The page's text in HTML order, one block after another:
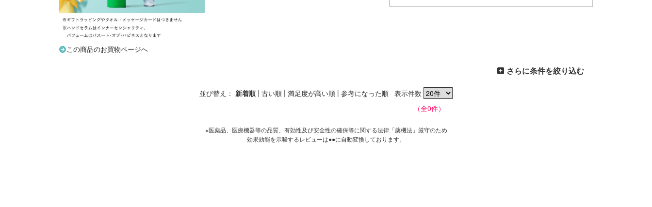
この商品のお買物ページへ
さらに条件を絞り込む
並び替え： 新着順 | 古い順 | 満足度が高い順 | 参考になった順 表示件数
（全0件）
※医薬品、医療機器等の品質、有効性及び安全性の確保等に関する法律「薬機法」厳守のため
効果効能を示唆するレビューは●●に自動変換しております。